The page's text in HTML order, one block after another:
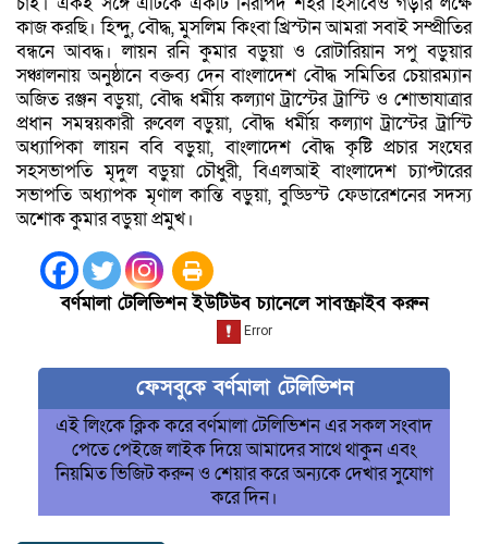
কাজ করছি। হিন্দু, বৌদ্ধ, মুসলিম কিংবা খ্রিস্টান আমরা সবাই সম্প্রীতির
বন্ধনে আবদ্ধ। লায়ন রনি কুমার বড়ুয়া ও রোটারিয়ান সপু বড়ুয়ার
সঞ্চালনায় অনুষ্ঠানে বক্তব্য দেন বাংলাদেশ বৌদ্ধ সমিতির চেয়ারম্যান
অজিত রঞ্জন বড়ুয়া, বৌদ্ধ ধর্মীয় কল্যাণ ট্রাস্টের ট্রাস্টি ও শোভাযাত্রার
প্রধান সমন্বয়কারী রুবেল বড়ুয়া, বৌদ্ধ ধর্মীয় কল্যাণ ট্রাস্টের ট্রাস্টি
অধ্যাপিকা লায়ন ববি বড়ুয়া, বাংলাদেশ বৌদ্ধ কৃষ্টি প্রচার সংঘের
সহসভাপতি মৃদুল বড়ুয়া চৌধুরী, বিএলআই বাংলাদেশ চ্যাপ্টারের
সভাপতি অধ্যাপক মৃণাল কান্তি বড়ুয়া, বুড্ডিস্ট ফেডারেশনের সদস্য
অশোক কুমার বড়ুয়া প্রমুখ।
বর্ণমালা টেলিভিশন ইউটিউব চ্যানেলে সাবস্ক্রাইব করুন
ফেসবুকে বর্ণমালা টেলিভিশন
এই লিংকে ক্লিক করে বর্ণমালা টেলিভিশন এর সকল সংবাদ
পেতে পেইজে লাইক দিয়ে আমাদের সাথে থাকুন এবং
নিয়মিত ভিজিট করুন ও শেয়ার করে অন্যকে দেখার সুযোগ
করে দিন।